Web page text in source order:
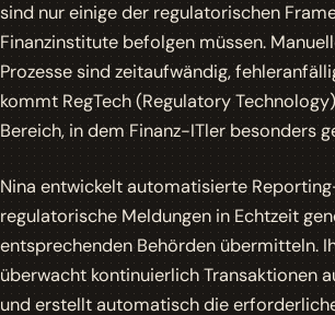
sind nur einige der regulatorischen
Finanzinstitute befolgen müssen.
Prozesse sind zeitaufwändig,
kommt RegTech (Regulatory
Bereich, in dem Finanz-ITler besonders
Nina entwickelt automatisierte
regulatorische Meldungen in Echtzeit
entsprechenden Behörden übermitteln.
überwacht kontinuierlich Transaktionen
und erstellt automatisch die